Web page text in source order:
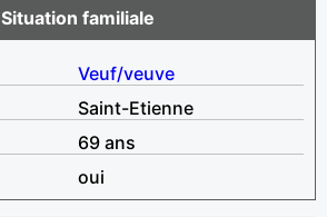
Situation familiale
Veuf/veuve
Saint-Etienne
69 ans
oui